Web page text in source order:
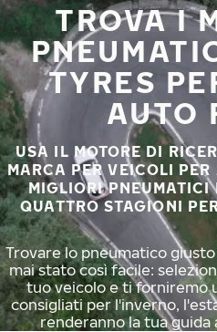
TROVA I
TYRES
AUTO
USA IL MOTORE DI
MARCA PER VEICOLI
MIGLIORI PNEUMATICI
QUATTRO STAGIONI
Trovare lo pneumatico
mai stato così facile:
tuo veicolo e ti forniremo
consigliati per l'inverno,
renderanno la tua guida